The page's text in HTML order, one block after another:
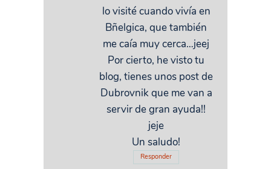
lo visité cuando vivía en
Bñelgica, que también
me caía muy cerca…jeej
Por cierto, he visto tu
blog, tienes unos post de
Dubrovnik que me van a
servir de gran ayuda!!
jeje
Un saludo!
Responder